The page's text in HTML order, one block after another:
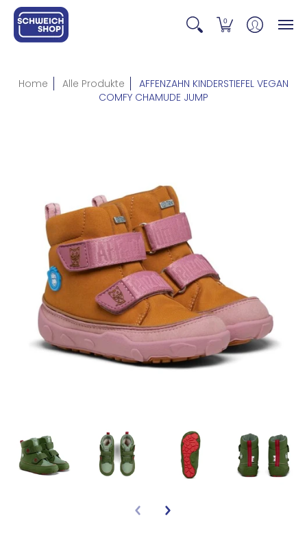
0
Home Alle Produkte
AFFENZAHN KINDERSTIEFEL VEGAN
COMFY CHAMUDE JUMP